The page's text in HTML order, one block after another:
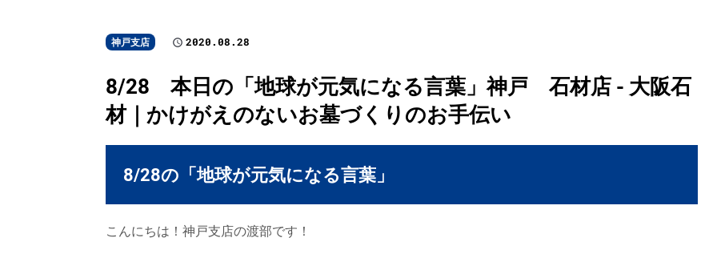
神戸支店 2020.08.28
8/28 本日の「地球が元気になる言葉」神戸 石材店 - 大阪石
材｜かけがえのないお墓づくりのお手伝い
8/28の「地球が元気になる言葉」
こんにちは！神戸支店の渡部です！